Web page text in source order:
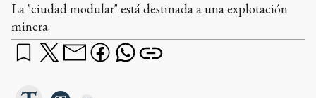
La "ciudad modular" está destinada a una explotación
minera.